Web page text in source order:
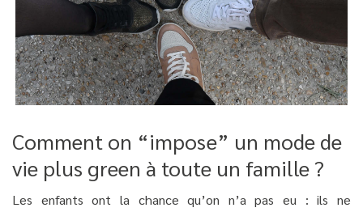
Comment on “impose” un mode de
vie plus green à toute un famille ?
Les enfants ont la chance qu’on n’a pas eu : ils ne